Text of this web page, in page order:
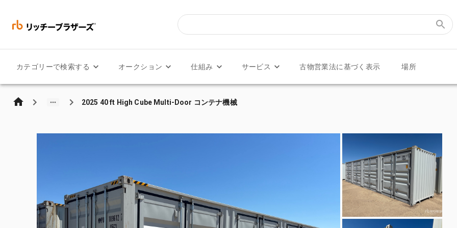
カテゴリーで検索する オークション 仕組み サービス 古物営業法に基づく表示 場所
2025 40 ft High Cube Multi-Door コンテナ機械